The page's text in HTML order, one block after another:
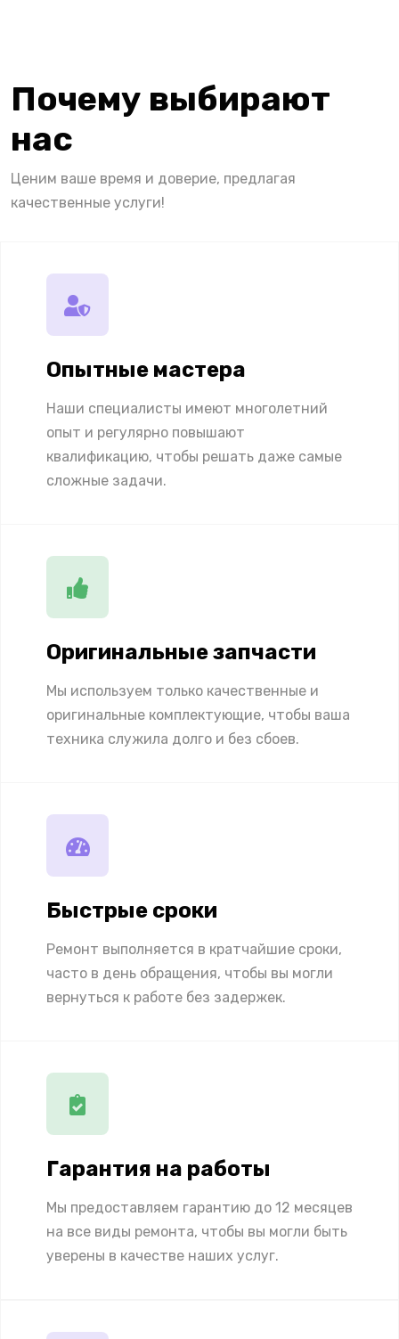
Почему выбирают
нас
Ценим ваше время и доверие, предлагая
качественные услуги!
Опытные мастера
Наши специалисты имеют многолетний
опыт и регулярно повышают
квалификацию, чтобы решать даже самые
сложные задачи.
Оригинальные запчасти
Мы используем только качественные и
оригинальные комплектующие, чтобы ваша
техника служила долго и без сбоев.
Быстрые сроки
Ремонт выполняется в кратчайшие сроки,
часто в день обращения, чтобы вы могли
вернуться к работе без задержек.
Гарантия на работы
Мы предоставляем гарантию до 12 месяцев
на все виды ремонта, чтобы вы могли быть
уверены в качестве наших услуг.